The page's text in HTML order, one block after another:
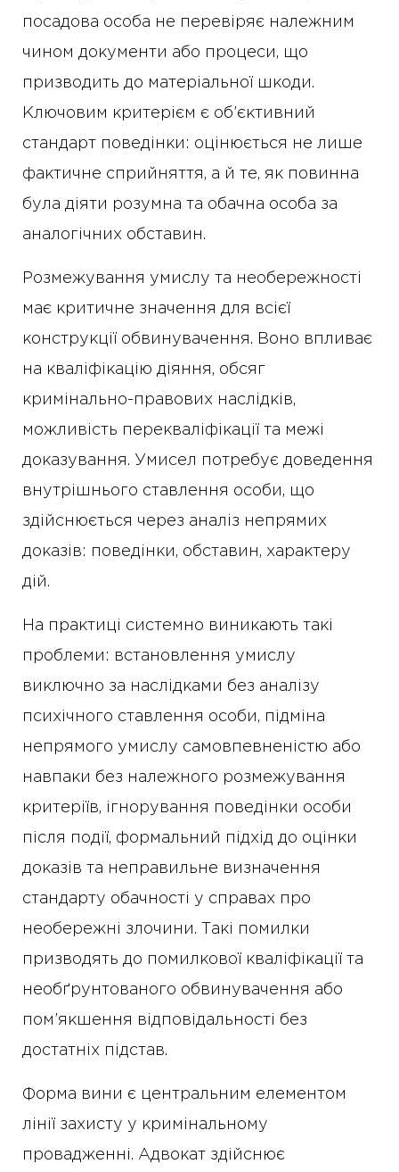
посадова особа не перевіряє належним
чином документи або процеси, що
призводить до матеріальної шкоди.
Ключовим критерієм є об’єктивний
стандарт поведінки: оцінюється не лише
фактичне сприйняття, а й те, як повинна
була діяти розумна та обачна особа за
аналогічних обставин.
Розмежування умислу та необережності
має критичне значення для всієї
конструкції обвинувачення. Воно впливає
на кваліфікацію діяння, обсяг
кримінально-правових наслідків,
можливість перекваліфікації та межі
доказування. Умисел потребує доведення
внутрішнього ставлення особи, що
здійснюється через аналіз непрямих
доказів: поведінки, обставин, характеру
дій.
На практиці системно виникають такі
проблеми: встановлення умислу
виключно за наслідками без аналізу
психічного ставлення особи, підміна
непрямого умислу самовпевненістю або
навпаки без належного розмежування
критеріїв, ігнорування поведінки особи
після події, формальний підхід до оцінки
доказів та неправильне визначення
стандарту обачності у справах про
необережні злочини. Такі помилки
призводять до помилкової кваліфікації та
необґрунтованого обвинувачення або
пом’якшення відповідальності без
достатніх підстав.
Форма вини є центральним елементом
лінії захисту у кримінальному
провадженні. Адвокат здійснює